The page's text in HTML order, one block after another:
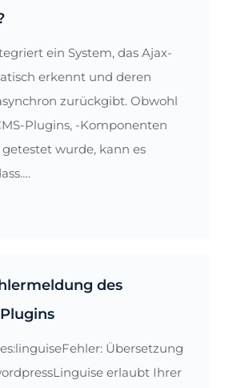
ein System, das Ajax-
erkennt und deren
zurückgibt. Obwohl
Plugins, -Komponenten
wurde, kann es
des
Übersetzung
erlaubt Ihrer